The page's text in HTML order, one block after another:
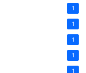
1
1
1
1
1